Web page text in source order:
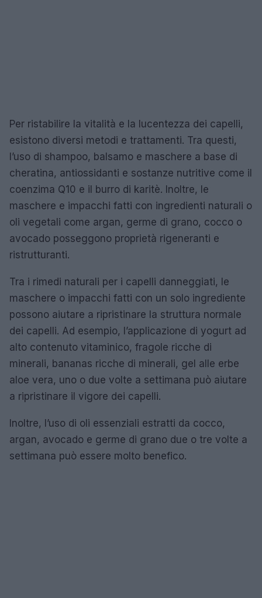
Per ristabilire la vitalità e la lucentezza dei capelli,
esistono diversi metodi e trattamenti. Tra questi,
l’uso di shampoo, balsamo e maschere a base di
cheratina, antiossidanti e sostanze nutritive come il
coenzima Q10 e il burro di karitè. Inoltre, le
maschere e impacchi fatti con ingredienti naturali o
oli vegetali come argan, germe di grano, cocco o
avocado posseggono proprietà rigeneranti e
ristrutturanti.
Tra i rimedi naturali per i capelli danneggiati, le
maschere o impacchi fatti con un solo ingrediente
possono aiutare a ripristinare la struttura normale
dei capelli. Ad esempio, l’applicazione di yogurt ad
alto contenuto vitaminico, fragole ricche di
minerali, bananas ricche di minerali, gel alle erbe
aloe vera, uno o due volte a settimana può aiutare
a ripristinare il vigore dei capelli.
Inoltre, l’uso di oli essenziali estratti da cocco,
argan, avocado e germe di grano due o tre volte a
settimana può essere molto benefico.